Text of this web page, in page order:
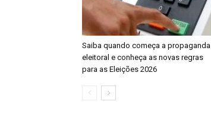
Saiba quando começa a propaganda
eleitoral e conheça as novas regras
para as Eleições 2026